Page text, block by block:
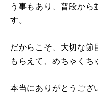
う事もあり、普段から
す。
だからこそ、大切な節
もらえて、めちゃくち
本当にありがとうござ